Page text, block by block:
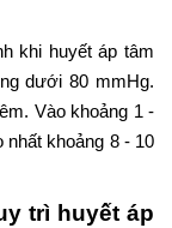
khi huyết áp tâm
dưới 80 mmHg.
Vào khoảng 1 -
khoảng 8 - 10
trì huyết áp